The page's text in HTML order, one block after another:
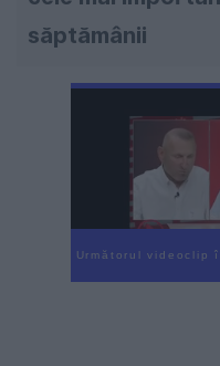
săptămânii
Următorul videoclip